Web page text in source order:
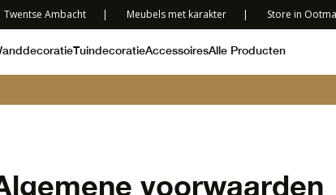
Twentse Ambacht | Meubels met karakter | Store in
TuindecoratieAccessoiresAlle Producten
voorwaarden